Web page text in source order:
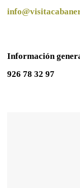
Información
926 78 32 97